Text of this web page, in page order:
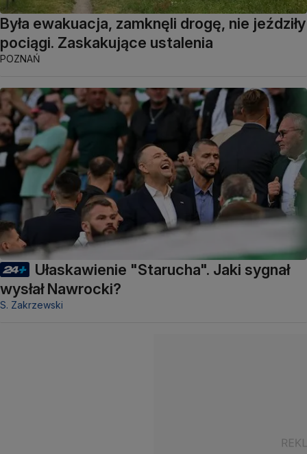
Była ewakuacja, zamknęli drogę, nie jeździły
pociągi. Zaskakujące ustalenia
POZNAŃ
Ułaskawienie "Starucha". Jaki sygnał
wysłał Nawrocki?
S. Zakrzewski